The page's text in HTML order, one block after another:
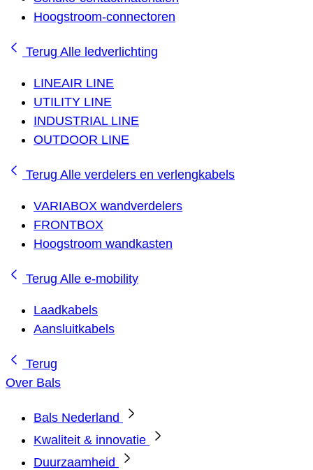
Hoogstroom-connectoren
Terug Alle ledverlichting
LINEAIR LINE
UTILITY LINE
INDUSTRIAL LINE
OUTDOOR LINE
Terug Alle verdelers en verlengkabels
VARIABOX wandverdelers
FRONTBOX
Hoogstroom wandkasten
Terug Alle e-mobility
Laadkabels
Aansluitkabels
Terug
Over Bals
Bals Nederland
Kwaliteit & innovatie
Duurzaamheid